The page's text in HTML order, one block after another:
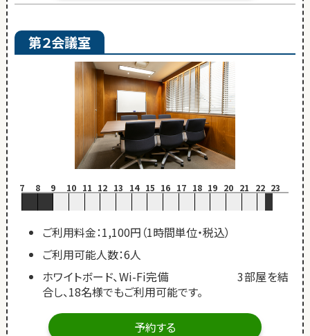
第２会議室
7 8 9 10 11 12 13 14 15 16 17 18 19 20 21 22 23
ご利用料金：1,100円（1時間単位・税込）
ご利用可能人数：6人
ホワイトボード、Wi-Fi完備 3部屋を結
合し、18名様でもご利用可能です。
予約する